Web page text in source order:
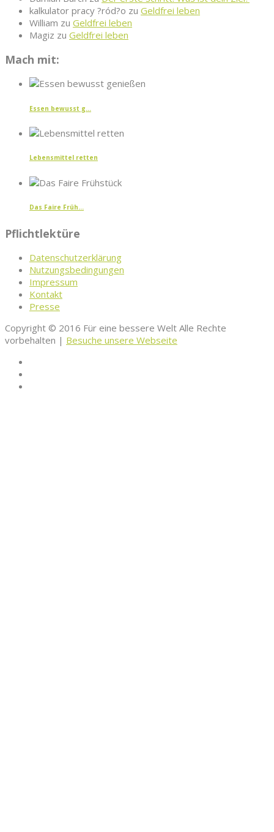
kalkulator pracy ?ród?o zu Geldfrei leben
William zu Geldfrei leben
Magiz zu Geldfrei leben
Mach mit:
Essen bewusst g...
Lebensmittel retten
Das Faire Früh...
Pflichtlektüre
Datenschutzerklärung
Nutzungsbedingungen
Impressum
Kontakt
Presse
Copyright © 2016 Für eine bessere Welt Alle Rechte
vorbehalten | Besuche unsere Webseite